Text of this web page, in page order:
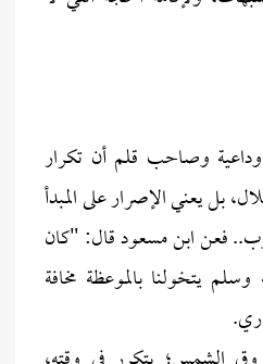
وصاحب قلم أن تكرار
بل يعني الإصرار على المبدأ
فعن ابن مسعود قال: "كان
يتخولنا بالموعظة مخافة